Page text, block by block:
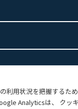
利用状況を把握するた
Analyticsは、 クッ